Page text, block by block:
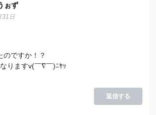
ぉず
31日
のですか！？
りますv(￣∇￣)ﾆﾔｯ
返信する